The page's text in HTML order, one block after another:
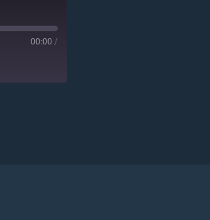
00:00 /